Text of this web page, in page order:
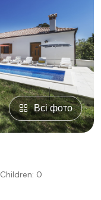
Всі фото
Children: 0